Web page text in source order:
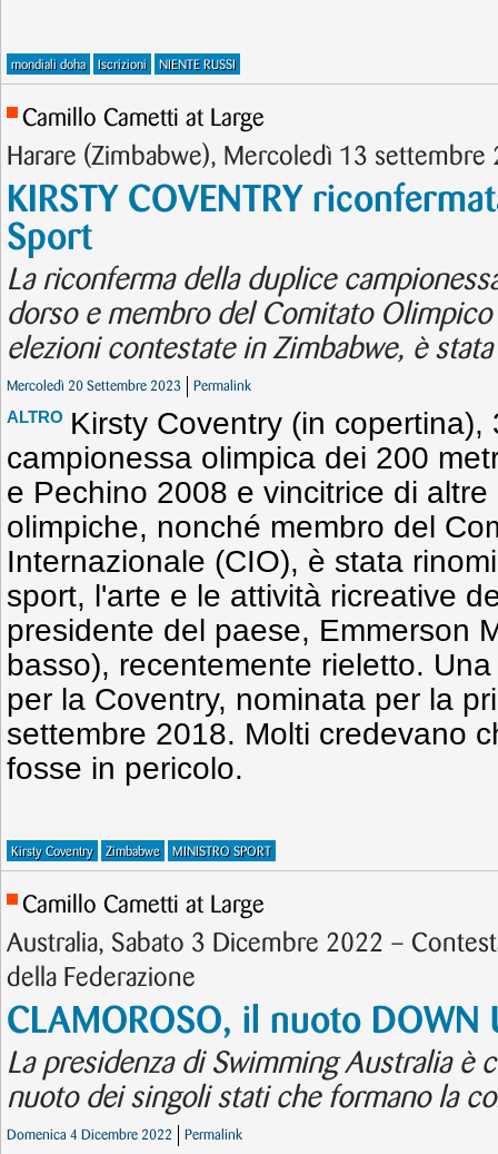
mondiali doha Iscrizioni NIENTE RUSSI
Camillo Cametti at Large
Harare (Zimbabwe), Mercoledì 13
KIRSTY COVENTRY
Sport
La riconferma della duplice
dorso e membro del Comitato
elezioni contestate in Zimbabwe, è
Mercoledì 20 Settembre 2023 Permalink
ALTRO Kirsty Coventry (in copertina),
campionessa olimpica dei 200
e Pechino 2008 e vincitrice di
olimpiche, nonché membro del
Internazionale (CIO), è stata
sport, l'arte e le attività ricreative
presidente del paese, Emmerson
basso), recentemente rieletto.
per la Coventry, nominata per la
settembre 2018. Molti credevano
fosse in pericolo.
Kirsty Coventry Zimbabwe MINISTRO SPORT
Camillo Cametti at Large
Australia, Sabato 3 Dicembre 2022 –
della Federazione
CLAMOROSO, il nuoto DOWN
La presidenza di Swimming Australia è
nuoto dei singoli stati che formano la
Domenica 4 Dicembre 2022 Permalink